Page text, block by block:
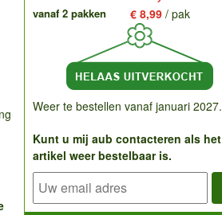
vanaf 2 pakken € 8,99 / pak
Weer te bestellen vanaf januari 2027.
Kunt u mij aub contacteren als het
artikel weer bestelbaar is.